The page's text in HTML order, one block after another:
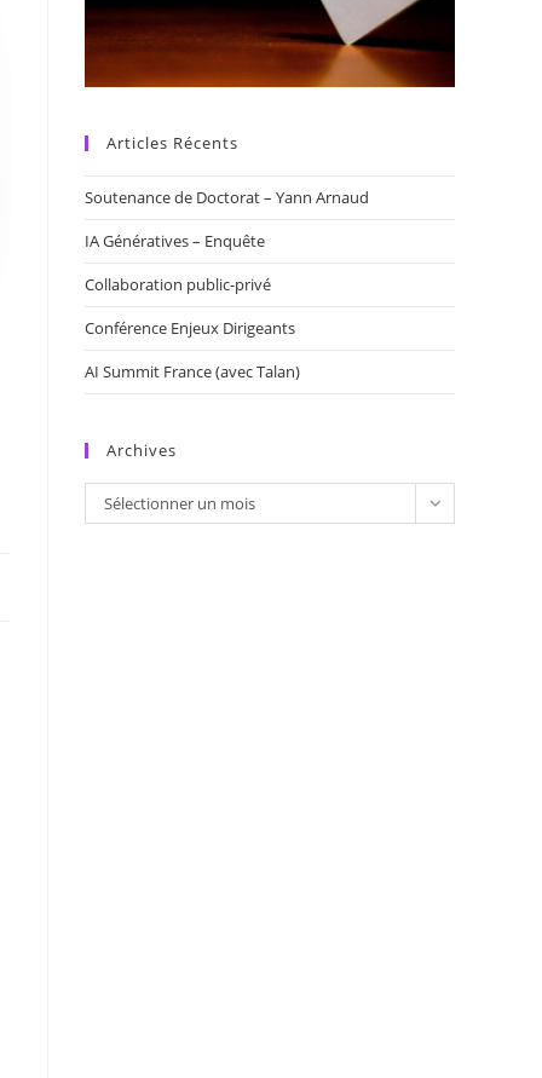
Articles Récents
Soutenance de Doctorat – Yann Arnaud
IA Génératives – Enquête
Collaboration public-privé
Conférence Enjeux Dirigeants
AI Summit France (avec Talan)
Archives
Archives
Sélectionner un mois